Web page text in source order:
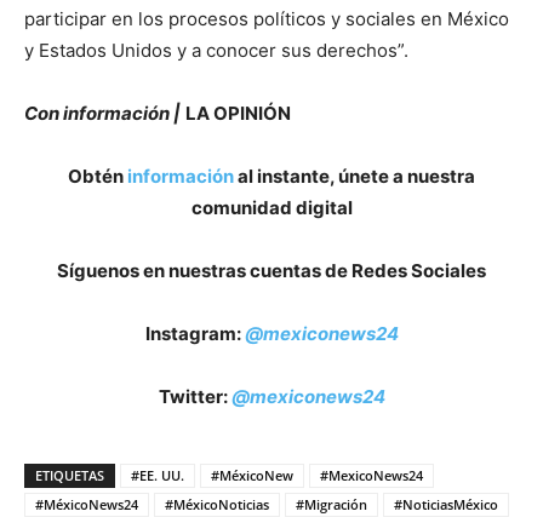
participar en los procesos políticos y sociales en México
y Estados Unidos y a conocer sus derechos”.
Con información | LA OPINIÓN
Obtén informaciónal instante, únete a nuestra
comunidad digital
Síguenos en nuestras cuentas de Redes Sociales
Instagram:@mexiconews24
Twitter:@mexiconews24
ETIQUETAS #EE. UU. #MéxicoNew
#MexicoNews24
#MéxicoNews24
#MéxicoNoticias #Migración #NoticiasMéxico